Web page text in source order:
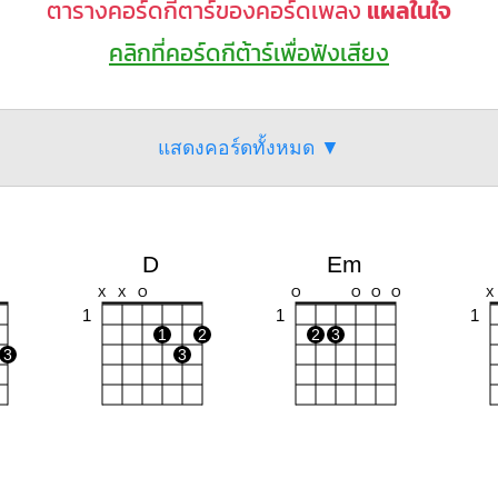
ตารางคอร์ดกีตาร์ของคอร์ดเพลง แผลในใจ
คลิกที่คอร์ดกีต้าร์เพื่อฟังเสียง
แสดงคอร์ดทั้งหมด ▼
3
D
X X O
1
1
2
3
Em
O O O O
1
2 3
X
1